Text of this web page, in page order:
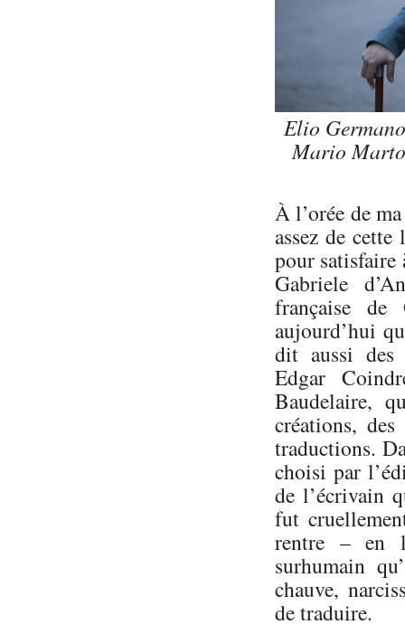
Elio
Mario
À l’orée de
assez de
pour satisfaire
Gabriele
française
aujourd’hui
dit aussi des
Edgar
Baudelaire,
créations,
traductions.
choisi par
de l’écrivain
fut
rentre – en
surhumain
chauve,
de traduire.